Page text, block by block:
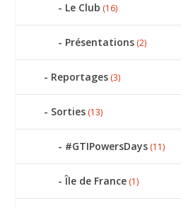
Le Club (16)
Présentations (2)
Reportages (3)
Sorties (13)
#GTIPowersDays (11)
Île de France (1)